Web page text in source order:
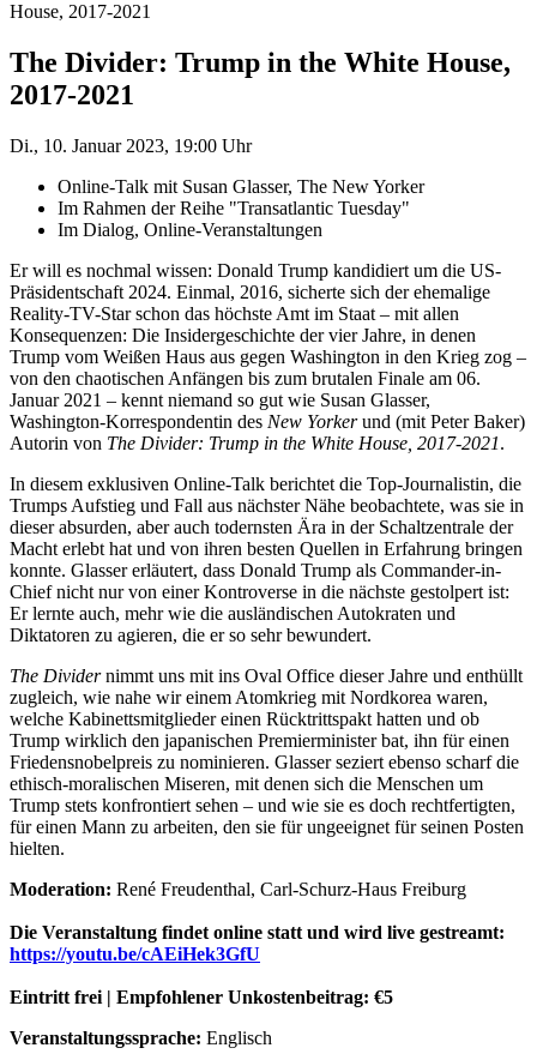
House, 2017-2021
The Divider: Trump in the White House,
2017-2021
Di., 10. Januar 2023, 19:00 Uhr
Online-Talk mit Susan Glasser, The New Yorker
Im Rahmen der Reihe "Transatlantic Tuesday"
Im Dialog, Online-Veranstaltungen
Er will es nochmal wissen: Donald Trump kandidiert um die US-
Präsidentschaft 2024. Einmal, 2016, sicherte sich der ehemalige
Reality-TV-Star schon das höchste Amt im Staat – mit allen
Konsequenzen: Die Insidergeschichte der vier Jahre, in denen
Trump vom Weißen Haus aus gegen Washington in den Krieg zog –
von den chaotischen Anfängen bis zum brutalen Finale am 06.
Januar 2021 – kennt niemand so gut wie Susan Glasser,
Washington-Korrespondentin des New Yorkerund (mit Peter Baker)
Autorin von The Divider: Trump in the White House, 2017-2021.
In diesem exklusiven Online-Talk berichtet die Top-Journalistin, die
Trumps Aufstieg und Fall aus nächster Nähe beobachtete, was sie in
dieser absurden, aber auch todernsten Ära in der Schaltzentrale der
Macht erlebt hat und von ihren besten Quellen in Erfahrung bringen
konnte. Glasser erläutert, dass Donald Trump als Commander-in-
Chief nicht nur von einer Kontroverse in die nächste gestolpert ist:
Er lernte auch, mehr wie die ausländischen Autokraten und
Diktatoren zu agieren, die er so sehr bewundert.
The Dividernimmt uns mit ins Oval Office dieser Jahre und enthüllt
zugleich, wie nahe wir einem Atomkrieg mit Nordkorea waren,
welche Kabinettsmitglieder einen Rücktrittspakt hatten und ob
Trump wirklich den japanischen Premierminister bat, ihn für einen
Friedensnobelpreis zu nominieren. Glasser seziert ebenso scharf die
ethisch-moralischen Miseren, mit denen sich die Menschen um
Trump stets konfrontiert sehen – und wie sie es doch rechtfertigten,
für einen Mann zu arbeiten, den sie für ungeeignet für seinen Posten
hielten.
Moderation: René Freudenthal, Carl-Schurz-Haus Freiburg
Die Veranstaltung findet online statt und wird live gestreamt:
https://youtu.be/cAEiHek3GfU
Eintritt frei | Empfohlener Unkostenbeitrag: €5
Veranstaltungssprache: Englisch